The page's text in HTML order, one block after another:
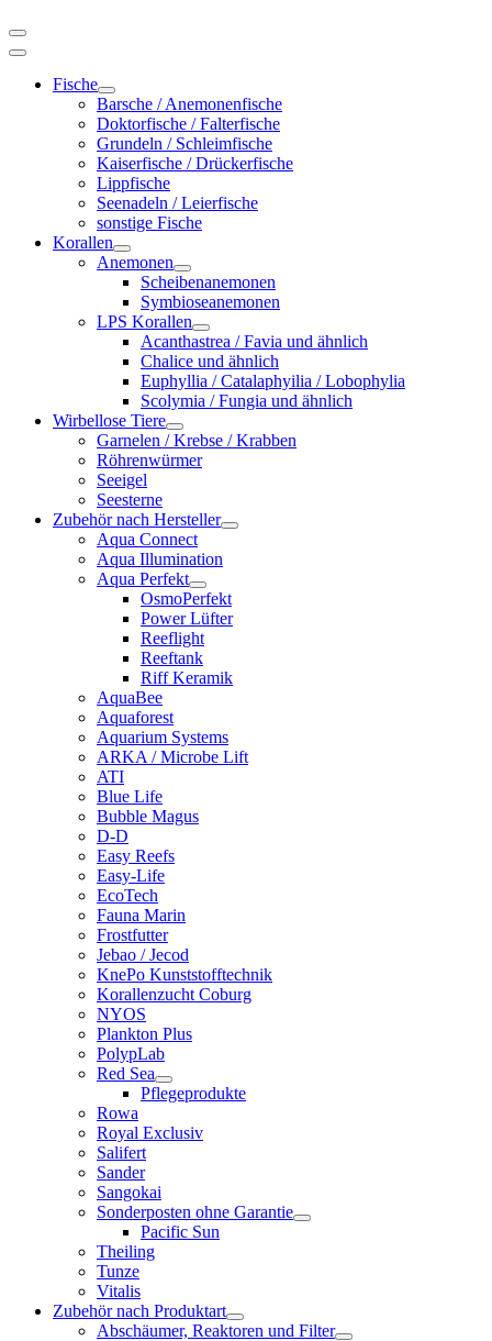
Fische
Barsche / Anemonenfische
Doktorfische / Falterfische
Grundeln / Schleimfische
Kaiserfische / Drückerfische
Lippfische
Seenadeln / Leierfische
sonstige Fische
Korallen
Anemonen
Scheibenanemonen
Symbioseanemonen
LPS Korallen
Acanthastrea / Favia und ähnlich
Chalice und ähnlich
Euphyllia / Catalaphyilia / Lobophylia
Scolymia / Fungia und ähnlich
Wirbellose Tiere
Garnelen / Krebse / Krabben
Röhrenwürmer
Seeigel
Seesterne
Zubehör nach Hersteller
Aqua Connect
Aqua Illumination
Aqua Perfekt
OsmoPerfekt
Power Lüfter
Reeflight
Reeftank
Riff Keramik
AquaBee
Aquaforest
Aquarium Systems
ARKA / Microbe Lift
ATI
Blue Life
Bubble Magus
D-D
Easy Reefs
Easy-Life
EcoTech
Fauna Marin
Frostfutter
Jebao / Jecod
KnePo Kunststofftechnik
Korallenzucht Coburg
NYOS
Plankton Plus
PolypLab
Red Sea
Pflegeprodukte
Rowa
Royal Exclusiv
Salifert
Sander
Sangokai
Sonderposten ohne Garantie
Pacific Sun
Theiling
Tunze
Vitalis
Zubehör nach Produktart
Abschäumer, Reaktoren und Filter